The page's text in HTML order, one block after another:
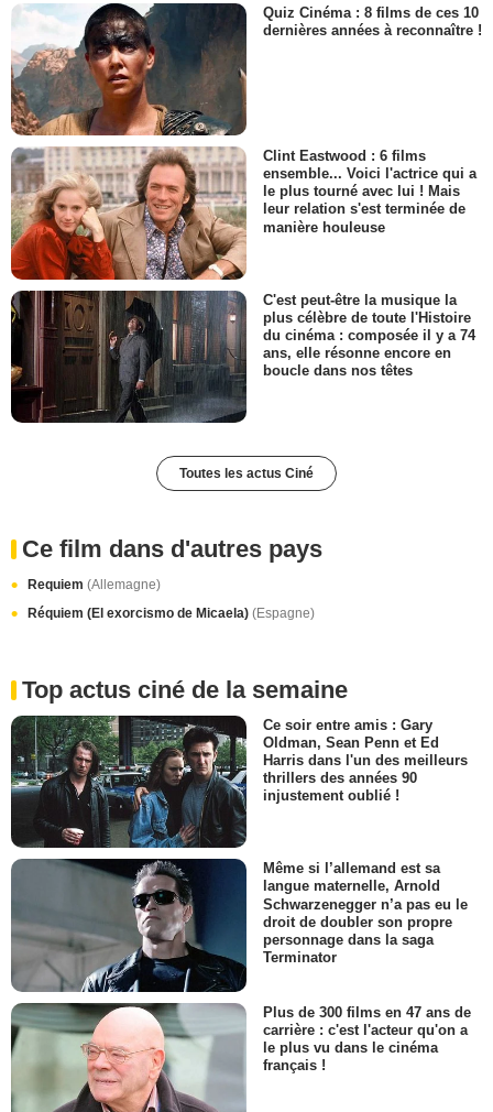
Quiz Cinéma : 8 films de ces 10
dernières années à reconnaître !
Clint Eastwood : 6 films
ensemble... Voici l'actrice qui a
le plus tourné avec lui ! Mais
leur relation s'est terminée de
manière houleuse
C'est peut-être la musique la
plus célèbre de toute l'Histoire
du cinéma : composée il y a 74
ans, elle résonne encore en
boucle dans nos têtes
Toutes les actus Ciné
Ce film dans d'autres pays
Requiem (Allemagne)
Réquiem (El exorcismo de Micaela) (Espagne)
Top actus ciné de la semaine
Ce soir entre amis : Gary
Oldman, Sean Penn et Ed
Harris dans l'un des meilleurs
thrillers des années 90
injustement oublié !
Même si l’allemand est sa
langue maternelle, Arnold
Schwarzenegger n’a pas eu le
droit de doubler son propre
personnage dans la saga
Terminator
Plus de 300 films en 47 ans de
carrière : c'est l'acteur qu'on a
le plus vu dans le cinéma
français !